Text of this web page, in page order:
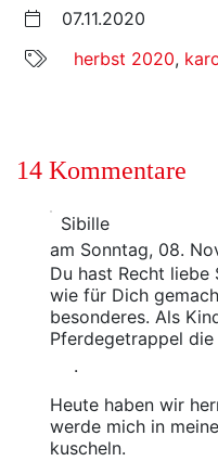
07.11.2020
herbst 2020,
14 Kommentare
Sibille
am Sonntag, 08.
Du hast Recht liebe
wie für Dich
besonderes. Als
Pferdegetrappel
.
Heute haben wir
werde mich in
kuscheln.